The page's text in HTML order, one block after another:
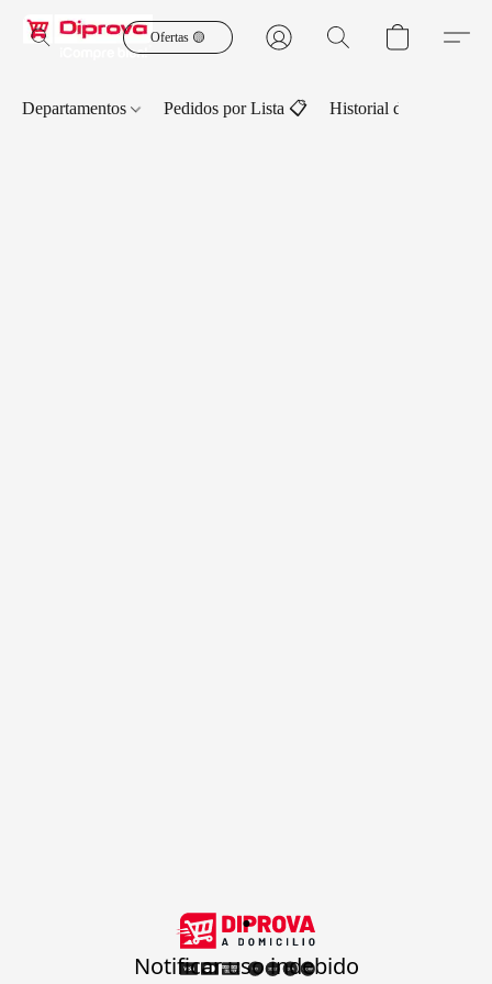
Ofertas 🟡
Departamentos Pedidos por Lista 📋 Historial de Pedidos
.
Notificar uso indebido